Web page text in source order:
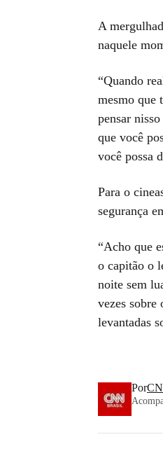
A
naquele
“Quando
mesmo que
pensar
que você
você possa
Para o
segurança
“Acho que
o capitão o
noite sem
vezes sobre
levantadas
Por